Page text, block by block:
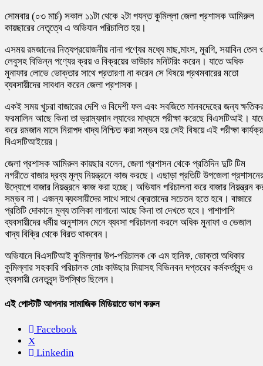
সোমবার (০৩ মার্চ) সকাল ১১টা থেকে ২টা পযন্ত কুমিল্লা জেলা প্রশাসক আমিরুল
কায়ছারের নেতৃত্বে এ অভিযান পরিচালিত হয়।
এসময় রমজানের নিত্যপ্রয়োজনীয় নানা পণ্যের মধ্যে মাছ,মাংস, মুরগি, সয়াবিন তেল
লেবুসহ বিভিন্ন পণ্যের ক্রয় ও বিক্রয়ের ভাউচার মনিটরিং করেন। যাতে অধিক
মুনাফার লোভে ভোক্তার সাথে প্রতারণা না করেন সে বিষয়ে প্রথমবারের মতো
ব্যবসায়ীদের সাবধান করেন জেলা প্রশাসক।
একই সময় খুচরা বাজারের দেশি ও বিদেশী ফল এবং সবজিতে মানবদেহের জন্য
ফরমালিন আছে কিনা তা ভ্রাম্যমান ল্যাবের মাধ্যমে পরীক্ষা করেছে বিএসটিআই।
করে রমজান মাসে নিরাপদ খাদ্য নিশ্চিত করা সম্ভব হয় সেই বিষয়ে এই পরীক্ষা
বিএসটিআইয়ের।
জেলা প্রশাসক আমিরুল কায়ছার বলেন, জেলা প্রশাসন থেকে প্রতিদিন দুটি টিম
নগরীতে বাজার দ্রব্য মূল্য নিয়ন্ত্রনে কাজ করছে। এছাড়া প্রতিটি উপজেলা
উদ্যোগে বাজার নিয়ন্ত্রনে কাজ করা হচ্ছে। অভিযান পরিচালনা করে বাজার নিয়ন্ত্রন
সম্ভব না। এজন্য ব্যবসায়ীদের সাথে সাথে ক্রেতাদের সচেতন হতে হবে। বাজারে
প্রতিটি দোকানে মূল্য তালিকা লাগানো আছে কিনা তা দেখতে হবে। পাশাপাশি
ব্যবসায়ীদের ধর্মীয় অনুশাসন মেনে ব্যবসা পরিচালনা করলে অধিক মুনাফা ও ভেজাল
খাদ্য বিক্রি থেকে বিরত থাকবেন।
অভিযানে বিএসটিআই কুমিল্লার উপ-পরিচালক কে এম হানিফ, ভোক্তা অধিকার
কুমিল্লার সহকারি পরিচালক মোঃ কাউছার মিয়াসহ বিভিনবন দপ্তরের কর্মকর্তাবৃন্দ ও
ব্যবসায়ী রেনতৃবৃন্দ উপস্থিত ছিলেন।
এই পোস্টটি আপনার সামাজিক মিডিয়াতে ভাগ করুন
Facebook
X
Linkedin